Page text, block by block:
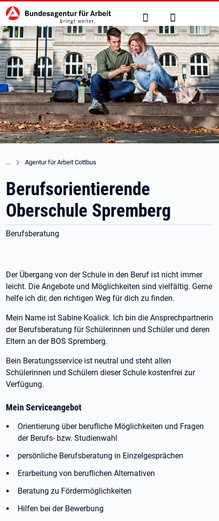
zu den Hauptinhalten springen
Hauptnavigation Suche Anmelden
Agentur für Arbeit Cottbus
Berufsorientierende
Oberschule Spremberg
Berufsberatung
Der Übergang von der Schule in den Beruf ist nicht immer
leicht. Die Angebote und Möglichkeiten sind vielfältig. Gerne
helfe ich dir, den richtigen Weg für dich zu finden.
Mein Name ist Sabine Koalick. Ich bin die Ansprechpartnerin
der Berufsberatung für Schülerinnen und Schüler und deren
Eltern an der BOS Spremberg.
Bein Beratungsservice ist neutral und steht allen
Schülerinnen und Schülern dieser Schule kostenfrei zur
Verfügung.
Mein Serviceangebot
Orientierung über berufliche Möglichkeiten und Fragen
der Berufs- bzw. Studienwahl
persönliche Berufsberatung in Einzelgesprächen
Erarbeitung von beruflichen Alternativen
Beratung zu Fördermöglichkeiten
Hilfen bei der Bewerbung